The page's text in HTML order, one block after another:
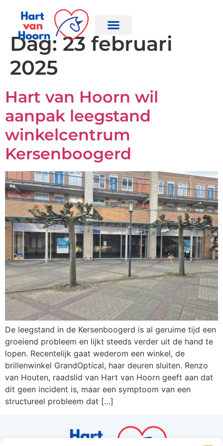
Dag: 23 februari
2025
Hart van Hoorn wil
aanpak leegstand
winkelcentrum
Kersenboogerd
De leegstand in de Kersenboogerd is al geruime tijd een
groeiend probleem en lijkt steeds verder uit de hand te
lopen. Recentelijk gaat wederom een winkel, de
brillenwinkel GrandOptical, haar deuren sluiten. Renzo
van Houten, raadslid van Hart van Hoorn geeft aan dat
dit geen incident is, maar een symptoom van een
structureel probleem dat […]